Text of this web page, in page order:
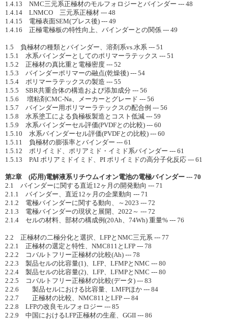
1.4.13 NMC三元系正極材のモルフォロジーとバインダー --- 48
1.4.14 LNMCO 三元系正極材 --- 48
1.4.15 電極表面SEM(プレス後) --- 49
1.4.16 正極電極板の特性向上、バインダーとの関係 --- 49
1.5 負極材の種類とバインダー、溶剤系vs.水系 --- 51
1.5.1 水系バインダーとしてのポリマーラテックス --- 51
1.5.2 正極材の真比重と電極密度 --- 52
1.5.3 バインダーポリマーの融点(乾燥後) --- 54
1.5.4 ポリマーラテックスの製造 --- 55
1.5.5 SBR共重合体の構造および添加成分 --- 56
1.5.6 増粘剤CMC-Na、メーカーとグレード --- 56
1.5.7 バインダー用ポリマーラテックスの配合例 --- 56
1.5.8 水系塗工による負極板製造とコスト低減 --- 59
1.5.9 水系バインダーセル評価(PVDFとの比較) --- 60
1.5.10 水系バインダーセル評価(PVDFとの比較) --- 60
1.5.11 負極材の膨張率とバインダー --- 61
1.5.12 ポリイミド、ポリアミド・イミド系バインダー --- 61
1.5.13 PAI ポリアミドイミド、PI ポリイミドの高分子化反応 --- 61
第2章 (応用)電解液系リチウムイオン電池の電極バインダー --- 70
2.1 バインダーに関する直近12ヶ月の開発動向 --- 71
2.1.1 バインダー、直近12ヶ月の企業動向 --- 71
2.1.2 電極バインダーに関する動向、～2023 --- 72
2.1.3 電極バインダーの現状と展開、2022～ --- 72
2.1.4 セルの材料、部材の構成例(20Ah、74Wh) 重量% --- 76
2.2 正極材の二極分化と選択、LFPとNMC三元系 --- 77
2.2.1 正極材の選定と特性、NMC811とLFP --- 78
2.2.2 コバルトフリー正極材の比較(Ah) --- 78
2.2.3 製品セルの比容量(1)、LFP、LFMPとNMC --- 80
2.2.4 製品セルの比容量(2)、LFP、LFMPとNMC --- 80
2.2.5 コバルトフリー正極材の比較(データ) --- 83
2.2.6 製品セルにおける比容量、LMFPほか --- 84
2.2.7 正極材の比較、NMC811とLFP --- 84
2.2.8 LFPの改良モルフォロジー --- 85
2.2.9 中国におけるLFP正極材の生産、GGII --- 86